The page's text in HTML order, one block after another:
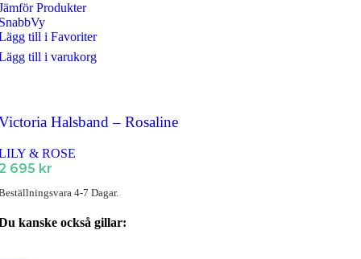
Produkter
till i Favoriter
till i varukorg
Halsband – Rosaline
& ROSE
695 kr
4-7 Dagar.
kanske också gillar: